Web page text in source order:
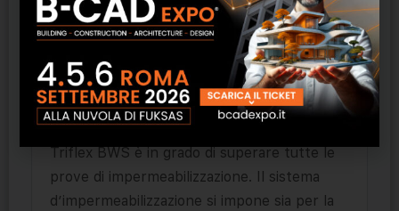
tutta la superficie
In caso di rivestimenti esterni come legno,
piastrelle o pannelli, il sistema di alta qualità
Triflex BWS è in grado di superare tutte le
prove di impermeabilizzazione. Il sistema
d’impermeabilizzazione si impone sia per la